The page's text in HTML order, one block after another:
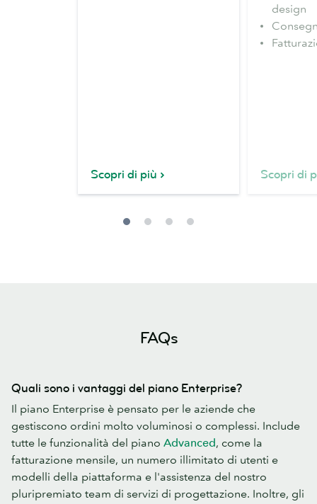
Scopri di più
design
Scopri di
FAQs
Quali sono i vantaggi del piano Enterprise?
Il piano Enterprise è pensato per le aziende che
gestiscono ordini molto voluminosi o complessi. Include
tutte le funzionalità del piano Advanced, come la
fatturazione mensile, un numero illimitato di utenti e
modelli della piattaforma e l'assistenza del nostro
pluripremiato team di servizi di progettazione. Inoltre, gli